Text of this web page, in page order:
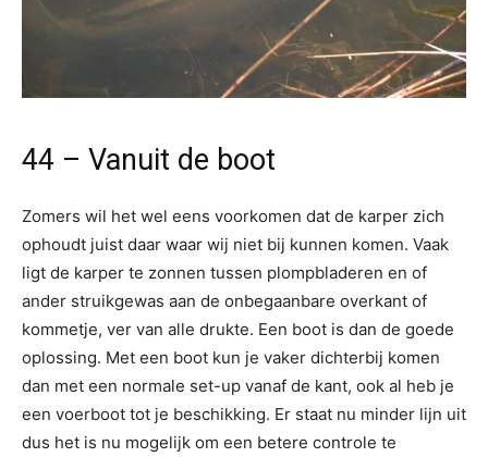
44 – Vanuit de boot
Zomers wil het wel eens voorkomen dat de karper zich
ophoudt juist daar waar wij niet bij kunnen komen. Vaak
ligt de karper te zonnen tussen plompbladeren en of
ander struikgewas aan de onbegaanbare overkant of
kommetje, ver van alle drukte. Een boot is dan de goede
oplossing. Met een boot kun je vaker dichterbij komen
dan met een normale set-up vanaf de kant, ook al heb je
een voerboot tot je beschikking. Er staat nu minder lijn uit
dus het is nu mogelijk om een betere controle te